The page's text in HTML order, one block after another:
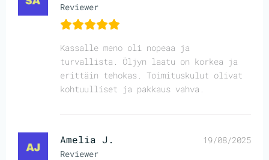
Reviewer
Kassalle meno oli nopeaa ja
turvallista. Öljyn laatu on korkea ja
erittäin tehokas. Toimituskulut olivat
kohtuulliset ja pakkaus vahva.
Amelia J.
Reviewer
19/08/2025